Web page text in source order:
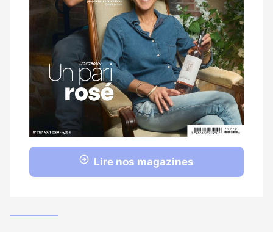
Lire nos magazines